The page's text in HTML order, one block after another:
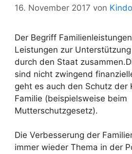
16. November 2017 von
Der Begriff
Leistungen zur
durch den Staat
sind nicht zwingend
geht es auch den Schutz der
Familie (beispielsweise beim
Mutterschutzgesetz).
Die Verbesserung der
immer wieder Thema in der